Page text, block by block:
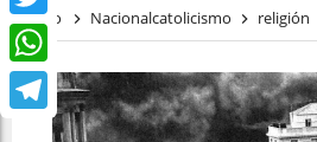
Twitter
WhatsApp
Telegram
Inicio Nacionalcatolicismo religión